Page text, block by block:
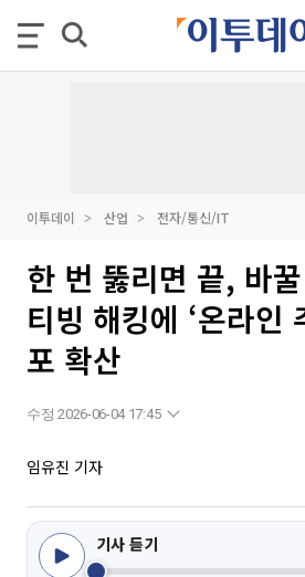
이투데이 산업 전자/통신/IT
한 번 뚫리면 끝, 바
티빙 해킹에 ‘온라인
포 확산
수정 2026-06-04 17:45
임유진 기자
기사 듣기